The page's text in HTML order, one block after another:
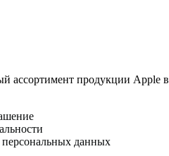
ассортимент продукции Apple
персональных данных